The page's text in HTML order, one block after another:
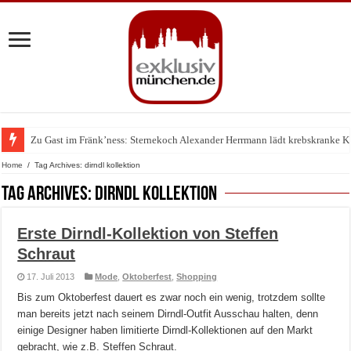
Zu Gast im Fränk’ness: Sternekoch Alexander Herrmann lädt krebskranke
Home / Tag Archives: dirndl kollektion
Tag Archives: dirndl kollektion
Erste Dirndl-Kollektion von Steffen
Schraut
17. Juli 2013 Mode ,Oktoberfest ,Shopping
Bis zum Oktoberfest dauert es zwar noch ein wenig, trotzdem sollte
man bereits jetzt nach seinem Dirndl-Outfit Ausschau halten, denn
einige Designer haben limitierte Dirndl-Kollektionen auf den Markt
gebracht, wie z.B. Steffen Schraut.